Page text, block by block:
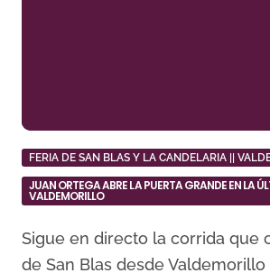
FERIA DE SAN BLAS Y LA CANDELARIA ||
JUAN ORTEGA ABRE LA PUERTA GRANDE EN LA
VALDEMORILLO
Sigue en directo la corrida que cierra la feria
de San Blas desde Valdemorillo